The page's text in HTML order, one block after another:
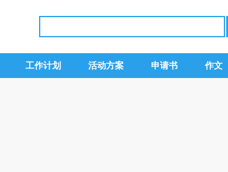
工作计划 活动方案 申请书 作文